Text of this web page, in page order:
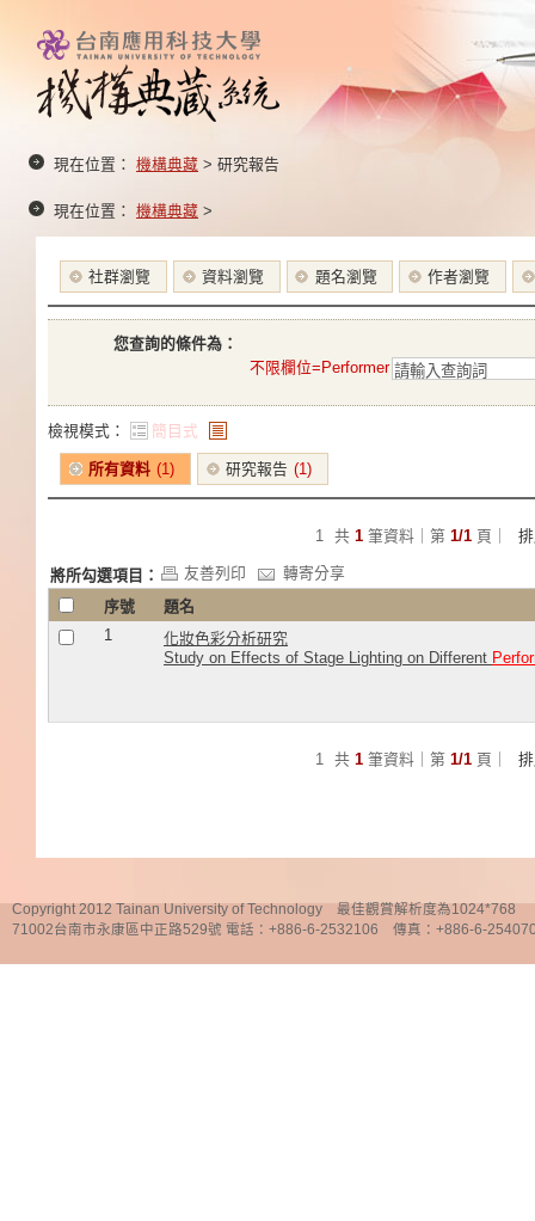
現在位置： 機構典藏 > 研究報告
現在位置： 機構典藏 >
社群瀏覽 資料瀏覽 題名瀏覽 作者瀏覽
您查詢的條件為：
不限欄位=Performer
檢視模式： 簡目式
所有資料 (1) 研究報告 (1)
1 共 1 筆資料｜第 1/1 頁｜
將所勾選項目： 友善列印
轉寄分享
序號
題名
1
化妝色彩分析研究
Study on Effects of Stage Lighting on Different
1 共 1 筆資料｜第 1/1 頁｜
Copyright 2012 Tainan University of Technology 最佳觀賞解析度為1024*768
71002台南市永康區中正路529號 電話：+886-6-2532106 傳真：+886-6-